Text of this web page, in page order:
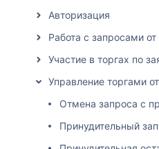
Авторизация
Работа с запросами
Участие в торгах по
Управление торгами
Отмена запроса с
Принудительный